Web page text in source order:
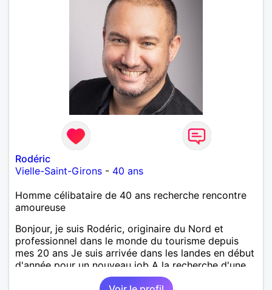
Rodéric
Vielle-Saint-Girons - 40 ans
Homme célibataire de 40 ans recherche rencontre
amoureuse
Bonjour, je suis Rodéric, originaire du Nord et
professionnel dans le monde du tourisme depuis
mes 20 ans Je suis arrivée dans les landes en début
d'année pour un nouveau job A la recherche d'une
personne avec qui découvrir, partager et pourquoi